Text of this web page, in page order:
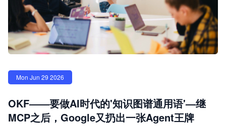
Mon Jun 29 2026
OKF——要做AI时代的'知识图谱通用语'—继
MCP之后，Google又扔出一张Agent王牌